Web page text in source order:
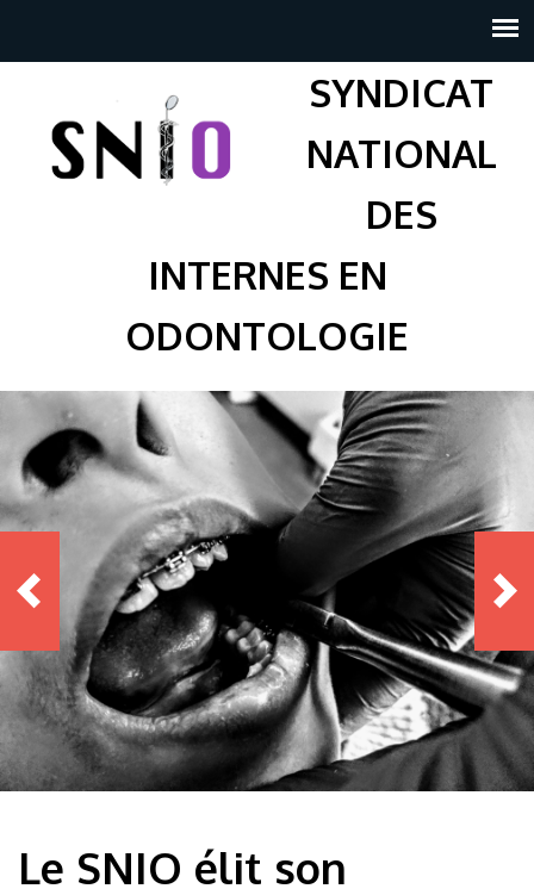
SYNDICAT
NATIONAL
DES
INTERNES EN
ODONTOLOGIE
Le SNIO élit son